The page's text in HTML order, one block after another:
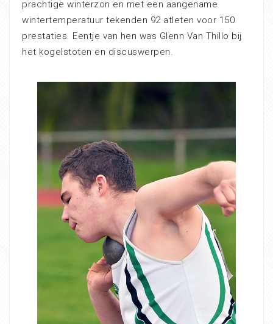
prachtige winterzon en met een aangename
wintertemperatuur tekenden 92 atleten voor 150
prestaties. Eentje van hen was Glenn Van Thillo bij
het kogelstoten en discuswerpen.